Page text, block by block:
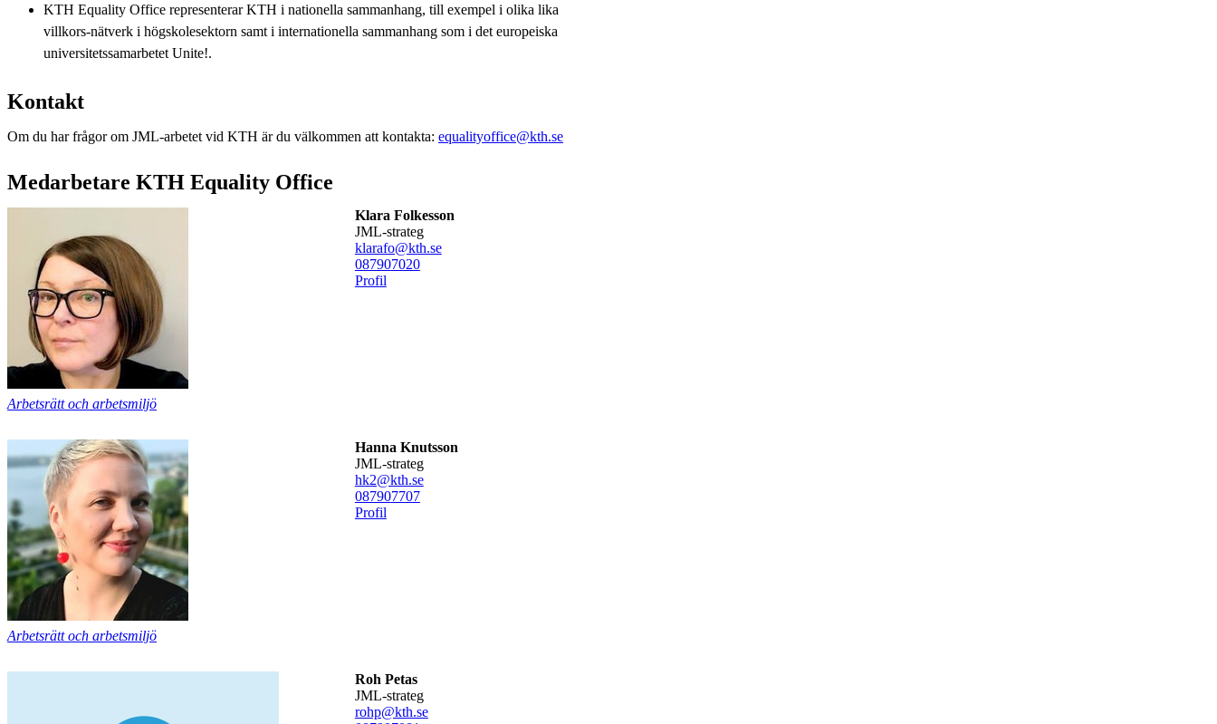
KTH Equality Office representerar KTH i nationella sammanhang, till exempel i olika lika
villkors-nätverk i högskolesektorn samt i internationella sammanhang som i det europeiska
universitetssamarbetet Unite!.
Kontakt
Om du har frågor om JML-arbetet vid KTH är du välkommen att kontakta: equalityoffice@kth.se
Medarbetare KTH Equality Office
Klara Folkesson
JML-strateg
klarafo@kth.se
087907020
Profil
Arbetsrätt och arbetsmiljö
Hanna Knutsson
JML-strateg
hk2@kth.se
087907707
Profil
Arbetsrätt och arbetsmiljö
Roh Petas
JML-strateg
rohp@kth.se